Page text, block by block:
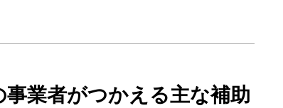
事業者がつかえる主な補助